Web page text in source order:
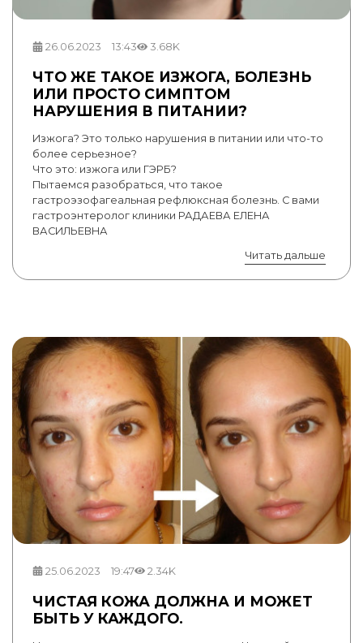
26.06.2023 13:43 3.68K
ЧТО ЖЕ ТАКОЕ ИЗЖОГА, БОЛЕЗНЬ
ИЛИ ПРОСТО СИМПТОМ
НАРУШЕНИЯ В ПИТАНИИ?
Изжога? Это только нарушения в питании или что-то
более серьезное?
Что это: изжога или ГЭРБ?
Пытаемся разобраться, что такое
гастроэзофагеальная рефлюксная болезнь. С вами
гастроэнтеролог клиники РАДАЕВА ЕЛЕНА
ВАСИЛЬЕВНА
Читать дальше
25.06.2023 19:47 2.34K
ЧИСТАЯ КОЖА ДОЛЖНА И МОЖЕТ
БЫТЬ У КАЖДОГО.